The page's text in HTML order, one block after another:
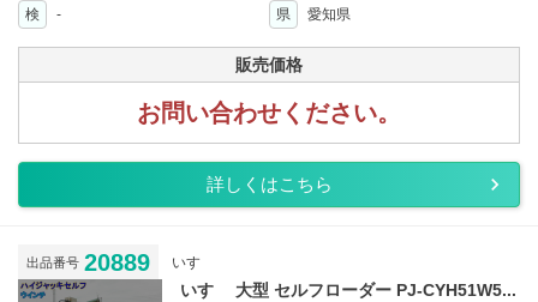
検
- 県 愛知県
販売価格
お問い合わせください。
詳しくはこちら
出品番号 20889 いすゞ
いすゞ 大型 セルフローダー PJ-CYH51W5...